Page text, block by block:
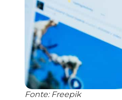
Fonte: Freepik